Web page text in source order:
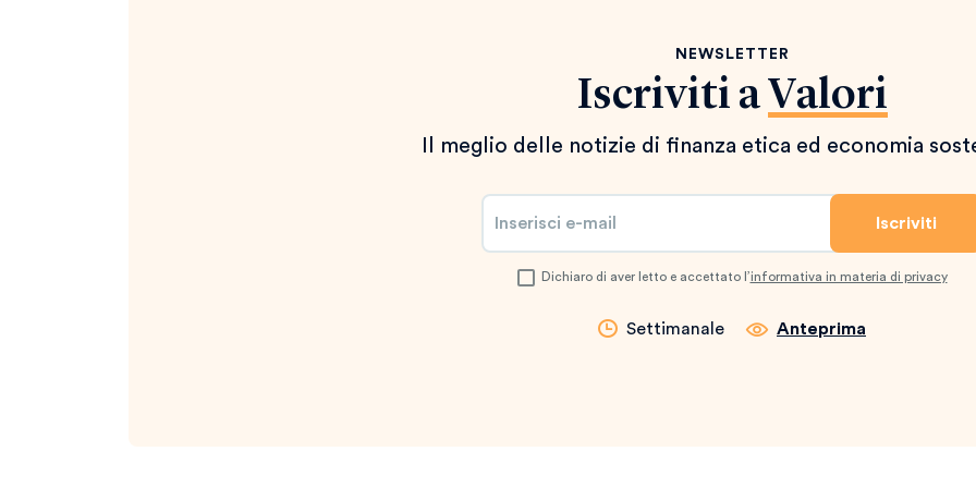
NEWSLETTER
Iscriviti a Valori
Il meglio delle notizie di finanza etica ed economia
Dichiaro di aver letto e accettato l’informativa in materia di privacy
Settimanale Anteprima